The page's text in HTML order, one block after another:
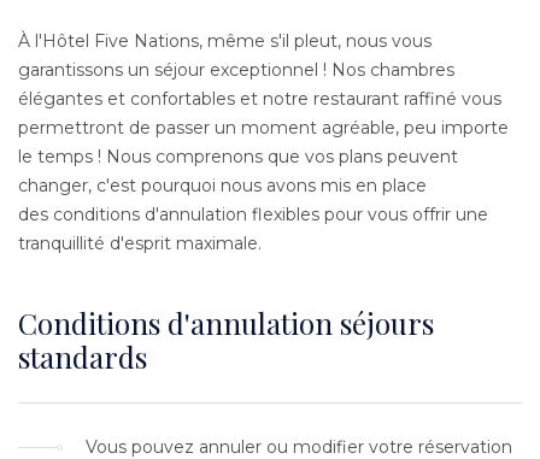
Content
Texte
À l'Hôtel Five Nations, même s'il pleut, nous vous
garantissons un séjour exceptionnel ! Nos chambres
élégantes et confortables et notre restaurant raffiné vous
permettront de passer un moment agréable, peu importe
le temps ! Nous comprenons que vos plans peuvent
changer, c'est pourquoi nous avons mis en place
des conditions d'annulation flexibles pour vous offrir une
tranquillité d'esprit maximale.
Conditions d'annulation séjours
standards
Texte
Vous pouvez annuler ou modifier votre réservation